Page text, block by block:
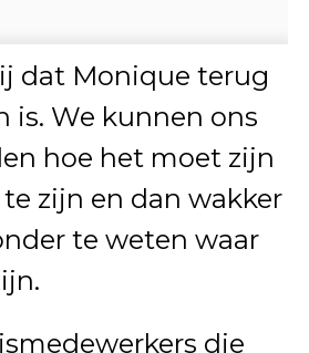
dat Monique terug
is. We kunnen ons
hoe het moet zijn
zijn en dan wakker
te weten waar
die